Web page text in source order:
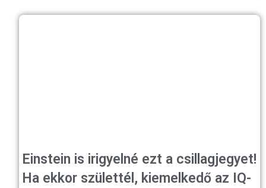
Einstein is irigyelné ezt a csillagjegyet!
Ha ekkor születtél, kiemelkedő az IQ-